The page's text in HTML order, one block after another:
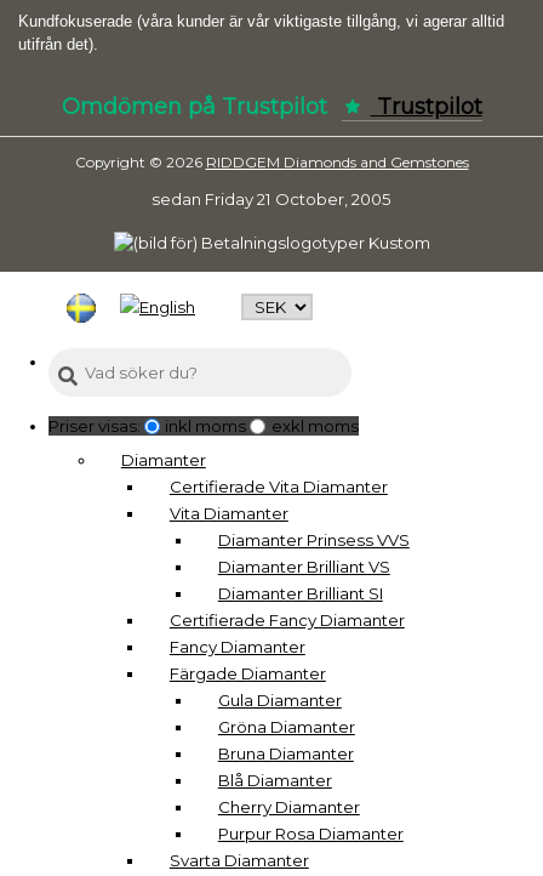
Kundfokuserade (våra kunder är vår viktigaste tillgång, vi agerar alltid
utifrån det).
Omdömen på Trustpilot Trustpilot
Copyright © 2026 RIDDGEM Diamonds and Gemstones
sedan Friday 21 October, 2005
Priser visas: inkl moms
exkl moms
Diamanter
Certifierade Vita Diamanter
Vita Diamanter
Diamanter Prinsess VVS
Diamanter Brilliant VS
Diamanter Brilliant SI
Certifierade Fancy Diamanter
Fancy Diamanter
Färgade Diamanter
Gula Diamanter
Gröna Diamanter
Bruna Diamanter
Blå Diamanter
Cherry Diamanter
Purpur Rosa Diamanter
Svarta Diamanter